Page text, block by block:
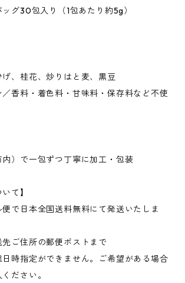
グ30包入り（1包あたり約5g）
げ、桂花、炒りはと麦、黒豆
／香料・着色料・甘味料・保存料など不使
内）で一包ずつ丁寧に加工・包装
て】
で日本全国送料無料にて発送いたしま
ご住所の郵便ポストまで
時指定ができません。ご希望がある場合
ださい。